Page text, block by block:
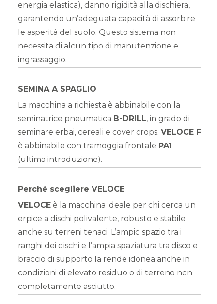
energia elastica), danno rigidità alla dischiera,
garantendo un’adeguata capacità di assorbire
le asperità del suolo. Questo sistema non
necessita di alcun tipo di manutenzione e
ingrassaggio.
SEMINA A SPAGLIO
La macchina a richiesta è abbinabile con la
seminatrice pneumatica B-DRILL, in grado di
seminare erbai, cereali e cover crops. VELOCE F
è abbinabile con tramoggia frontale PA1
(ultima introduzione).
Perché scegliere VELOCE
VELOCE è la macchina ideale per chi cerca un
erpice a dischi polivalente, robusto e stabile
anche su terreni tenaci. L’ampio spazio tra i
ranghi dei dischi e l’ampia spaziatura tra disco e
braccio di supporto la rende idonea anche in
condizioni di elevato residuo o di terreno non
completamente asciutto.